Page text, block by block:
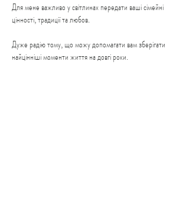
Для мене важливо у світлинах передати ваші сімейні
цінності, традиції та любов.
Дуже радію тому, що можу допомагати вам зберігати
найцінніші моменти життя на довгі роки.